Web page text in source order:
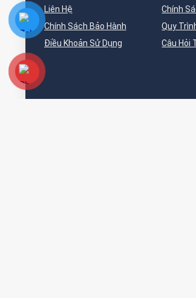
Liên Hệ
Chính Sách Bảo Hành
Điều Khoản Sử Dụng
Chính
Quy
Câu Hỏi